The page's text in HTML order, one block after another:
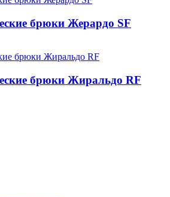
брюки Жерардо SF
брюки Жиральдо RF